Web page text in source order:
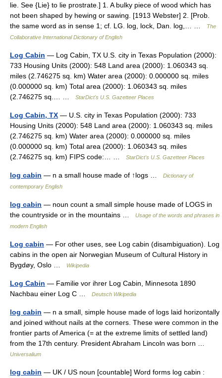
lie. See {Lie} to lie prostrate.] 1. A bulky piece of wood which has
not been shaped by hewing or sawing. [1913 Webster] 2. [Prob.
the same word as in sense 1; cf. LG. log, lock, Dan. log,… …
The
Collaborative International Dictionary of English
Log Cabin — Log Cabin, TX U.S. city in Texas Population (2000):
733 Housing Units (2000): 548 Land area (2000): 1.060343 sq.
miles (2.746275 sq. km) Water area (2000): 0.000000 sq. miles
(0.000000 sq. km) Total area (2000): 1.060343 sq. miles
(2.746275 sq.… …
StarDict's U.S. Gazetteer Places
Log Cabin, TX — U.S. city in Texas Population (2000): 733
Housing Units (2000): 548 Land area (2000): 1.060343 sq. miles
(2.746275 sq. km) Water area (2000): 0.000000 sq. miles
(0.000000 sq. km) Total area (2000): 1.060343 sq. miles
(2.746275 sq. km) FIPS code:… …
StarDict's U.S. Gazetteer Places
log cabin — n a small house made of ↑logs …
Dictionary of
contemporary English
log cabin — noun count a small simple house made of LOGS in
the countryside or in the mountains …
Usage of the words and phrases in
modern English
Log cabin — For other uses, see Log cabin (disambiguation). Log
cabins in the open air Norwegian Museum of Cultural History in
Bygdøy, Oslo …
Wikipedia
Log Cabin — Familie vor ihrer Log Cabin, Minnesota 1890
Nachbau einer Log C …
Deutsch Wikipedia
log cabin — n a small, simple house made of logs laid horizontally
and joined without nails at the corners. These were common in the
frontier parts of America (= at the extreme limits of settled land)
from the 17th century. President Abraham Lincoln was born …
Universalium
log cabin — UK / US noun [countable] Word forms log cabin :